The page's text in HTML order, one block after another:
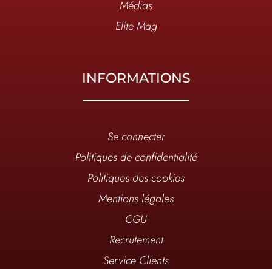
Médias
Elite Mag
INFORMATIONS
Se connecter
Politiques de confidentialité
Politiques des cookies
Mentions légales
CGU
Recrutement
Service Clients